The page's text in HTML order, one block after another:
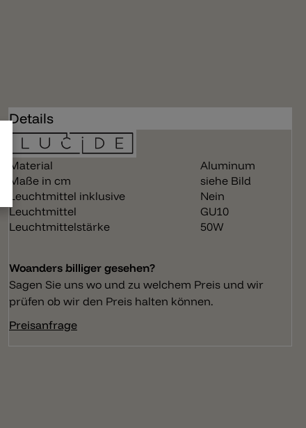
Details
Material
Aluminum
Maße in cm
siehe Bild
Leuchtmittel inklusive
Nein
Leuchtmittel
GU10
Leuchtmittelstärke
50W
Woanders billiger gesehen?
Sagen Sie uns wo und zu welchem Preis und wir
prüfen ob wir den Preis halten können.
Preisanfrage